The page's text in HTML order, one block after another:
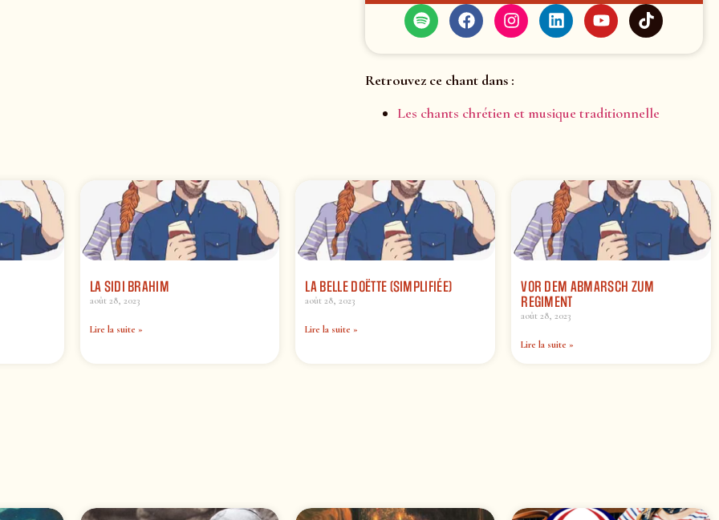
Retrouvez ce chant dans :
Les chants chrétien et musique traditionnelle
LA SIDI BRAHIM
août 28, 2023
Lire la suite »
LA BELLE DOËTTE (SIMPLIFIÉE)
août 28, 2023
Lire la suite »
VOR DEM ABMARSCH ZUM
REGIMENT
août 28, 2023
Lire la suite »